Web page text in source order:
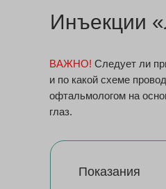
Инъекции
ВАЖНО! Следует ли
и по какой схеме
офтальмологом на
глаз.
Показания